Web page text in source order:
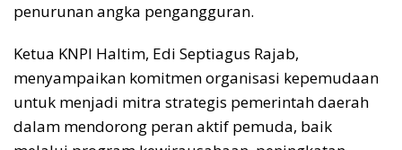
penurunan angka pengangguran.
Ketua KNPI Haltim, Edi Septiagus Rajab,
menyampaikan komitmen organisasi kepemudaan
untuk menjadi mitra strategis pemerintah daerah
dalam mendorong peran aktif pemuda, baik